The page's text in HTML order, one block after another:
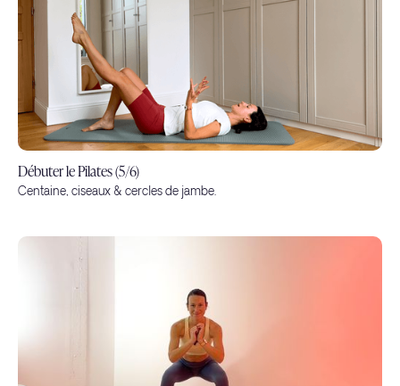
Débuter le Pilates (5/6)
Centaine, ciseaux & cercles de jambe.